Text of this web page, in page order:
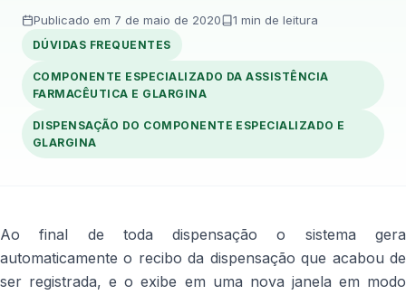
Publicado em 7 de maio de 2020 1 min de leitura
DÚVIDAS FREQUENTES
COMPONENTE ESPECIALIZADO DA ASSISTÊNCIA
FARMACÊUTICA E GLARGINA
DISPENSAÇÃO DO COMPONENTE ESPECIALIZADO E
GLARGINA
Ao final de toda dispensação o sistema gera
automaticamente o recibo da dispensação que acabou de
ser registrada, e o exibe em uma nova janela em modo